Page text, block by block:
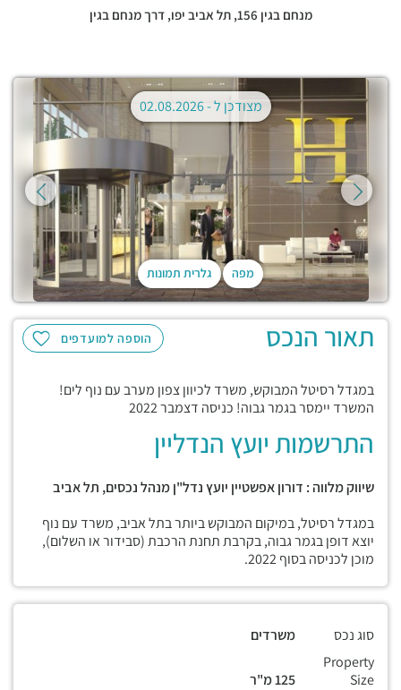
מנחם בגין 156, תל אביב יפו,דרך מנחם בגין
מפה גלרית תמונות
מצודכן ל -02.08.2026
הוספה למועדפים תאור הנכס
במגדל רסיטל המבוקש, משרד לכיוון צפון מערב עם נוף לים!
המשרד יימסר בגמר גבוה! כניסה דצמבר 2022
התרשמות יועץ הנדליין
שיווק מלווה : דורון אפשטיין יועץ נדל"ן מנהל נכסים, תל אביב
במגדל רסיטל, במיקום המבוקש ביותר בתל אביב, משרד עם נוף
יוצא דופן בגמר גבוה, בקרבת תחנת הרכבת (סבידור או השלום),
מוכן לכניסה בסוף 2022.
סוג נכס
משרדים
Property
Size